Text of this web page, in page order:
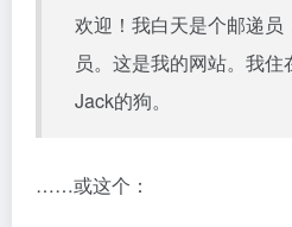
欢迎！我白天是个邮递
员。这是我的网站。我
Jack的狗。
……或这个：